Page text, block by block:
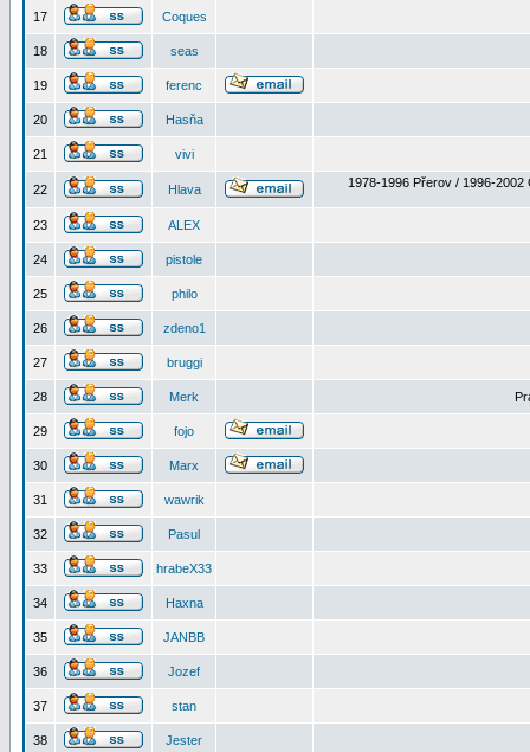
17 Coques
18 seas
19 ferenc
20 Hasňa
21 vivi
22 Hlava 1978-1996 Přerov / 1996-2002
23 ALEX
24 pistole
25 philo
26 zdeno1
27 bruggi
28 Merk
29 fojo
30 Marx
31 wawrik
32 Pasul
33 hrabeX33
34 Haxna
35 JANBB
36 Jozef
37 stan
38 Jester